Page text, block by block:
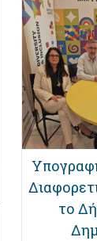
το